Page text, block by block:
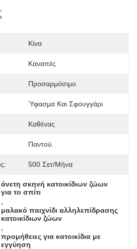
Κίνα
Καναπές
Προσαρμόσιμο
Ύφασμα Και Σφουγγάρι
Καθένας
Παντού.
500 Σετ/μήνα
άνετη σκηνή κατοικίδιων ζώων
για το σπίτι
,
μαλακό παιχνίδι αλληλεπίδρασης
κατοικίδιων ζώων
,
προμήθειες για κατοικίδια με
εγγύηση